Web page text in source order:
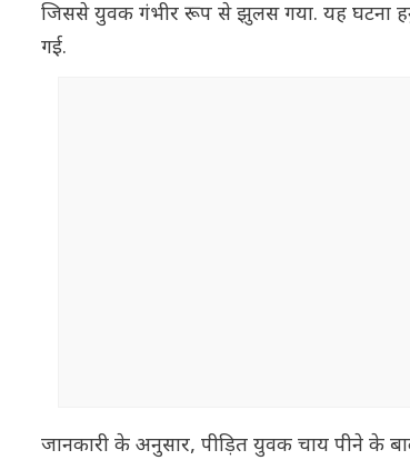
जिससे युवक गंभीर रूप से झुलस गया. यह घटना
गई.
जानकारी के अनुसार, पीड़ित युवक चाय पीने के